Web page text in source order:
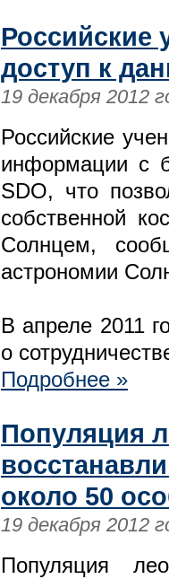
Российские
доступ к
19 декабря 2012
Российские
информации с
SDO, что
собственной
Солнцем,
астрономии
В апреле 2011
о
Подробнее »
Популяция
около 50
19 декабря 2012
Популяция